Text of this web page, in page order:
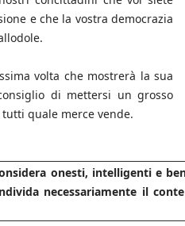
e che la vostra democrazia
volta che mostrerà la sua
di mettersi un grosso
tutti quale merce vende.
onesti, intelligenti e
necessariamente il